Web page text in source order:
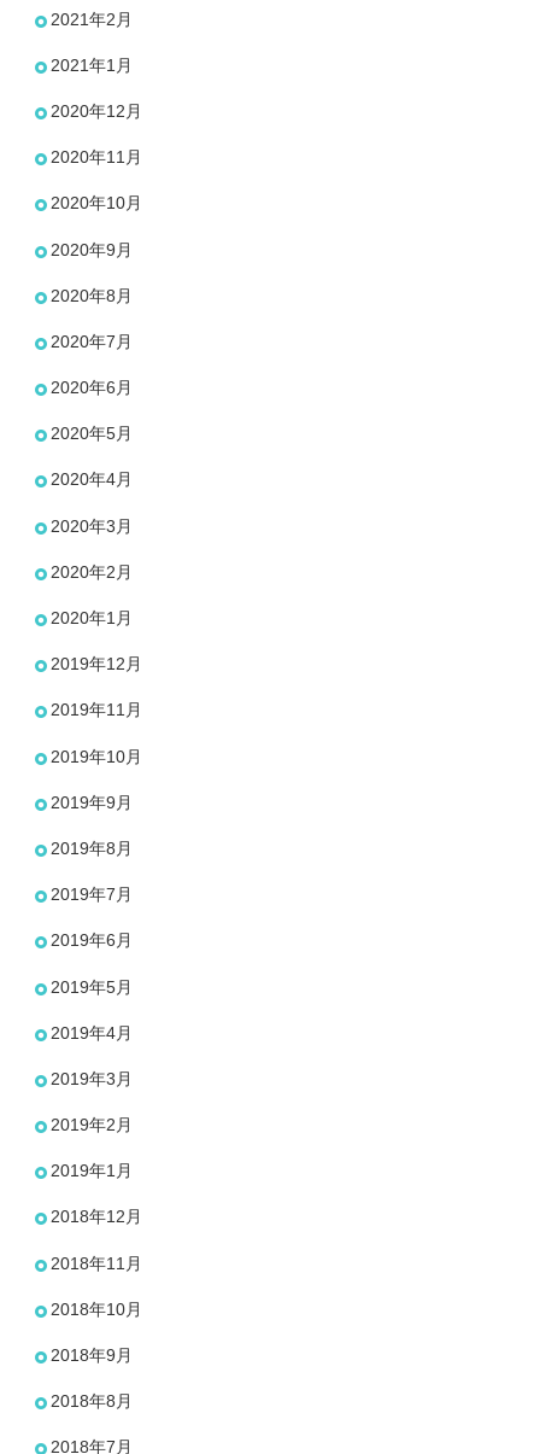
2021年2月
2021年1月
2020年12月
2020年11月
2020年10月
2020年9月
2020年8月
2020年7月
2020年6月
2020年5月
2020年4月
2020年3月
2020年2月
2020年1月
2019年12月
2019年11月
2019年10月
2019年9月
2019年8月
2019年7月
2019年6月
2019年5月
2019年4月
2019年3月
2019年2月
2019年1月
2018年12月
2018年11月
2018年10月
2018年9月
2018年8月
2018年7月